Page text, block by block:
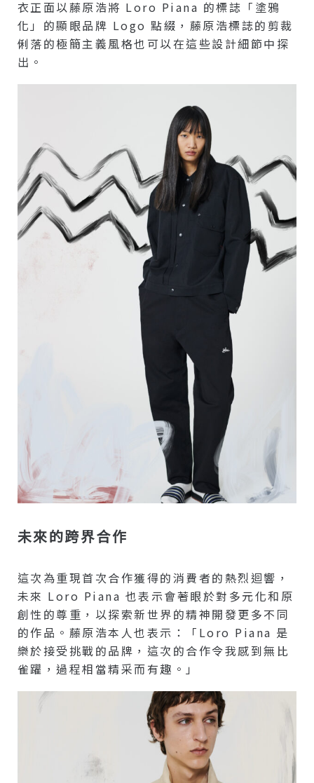
衣正面以藤原浩將 Loro Piana 的標誌「塗鴉
化」的顯眼品牌 Logo 點綴，藤原浩標誌的剪裁
俐落的極簡主義風格也可以在這些設計細節中探
出。
未來的跨界合作
這次為重現首次合作獲得的消費者的熱烈迴響，
未來 Loro Piana 也表示會著眼於對多元化和原
創性的尊重，以探索新世界的精神開發更多不同
的作品。藤原浩本人也表示：「Loro Piana 是
樂於接受挑戰的品牌，這次的合作令我感到無比
雀躍，過程相當精采而有趣。」